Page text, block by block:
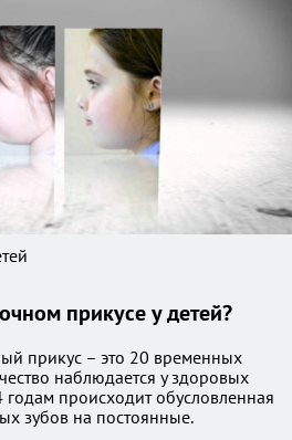
прикусе у детей?
прикус – это 20 временных
наблюдается у здоровых
происходит обусловленная
зубов на постоянные.